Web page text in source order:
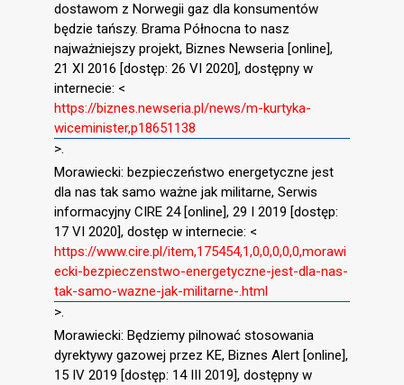
dostawom z Norwegii gaz dla konsumentów
będzie tańszy. Brama Północna to nasz
najważniejszy projekt, Biznes Newseria [online],
21 XI 2016 [dostęp: 26 VI 2020], dostępny w
internecie: <
https://biznes.newseria.pl/news/m-kurtyka-
wiceminister,p18651138
>.
Morawiecki: bezpieczeństwo energetyczne jest
dla nas tak samo ważne jak militarne, Serwis
informacyjny CIRE 24 [online], 29 I 2019 [dostęp:
17 VI 2020], dostęp w internecie: <
https://www.cire.pl/item,175454,1,0,0,0,0,0,morawi
ecki-bezpieczenstwo-energetyczne-jest-dla-nas-
tak-samo-wazne-jak-militarne-.html
>.
Morawiecki: Będziemy pilnować stosowania
dyrektywy gazowej przez KE, Biznes Alert [online],
15 IV 2019 [dostęp: 14 III 2019], dostępny w